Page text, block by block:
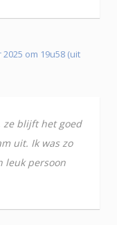
om 19u58 (uit
ze blijft het goed
uit. Ik was zo
leuk persoon